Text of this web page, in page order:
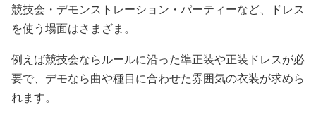
競技会・デモンストレーション・パーティーなど、ドレス
を使う場面はさまざま。
例えば競技会ならルールに沿った準正装や正装ドレスが必
要で、デモなら曲や種目に合わせた雰囲気の衣装が求めら
れます。